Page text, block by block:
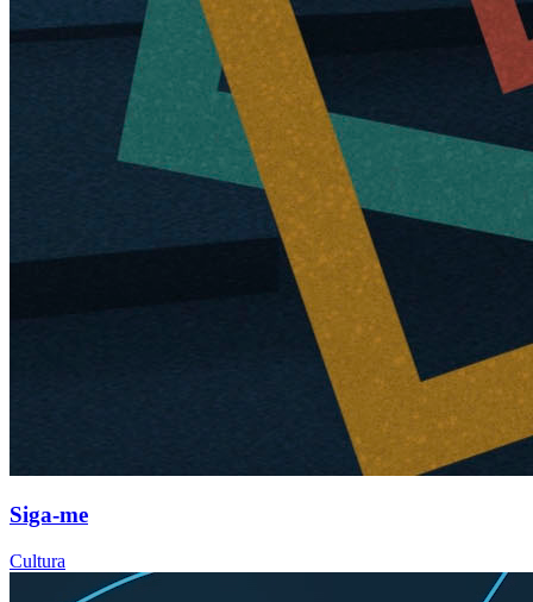
Siga-me
Cultura